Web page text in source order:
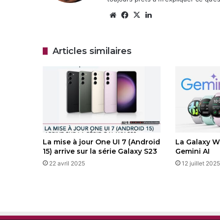
WebsiteFacebook
X
Articles similaires
La mise à jour One UI 7 (Android
15) arrive sur la série Galaxy S23
22 avril 2025
La Galaxy
Gemini AI
12 juillet 2025